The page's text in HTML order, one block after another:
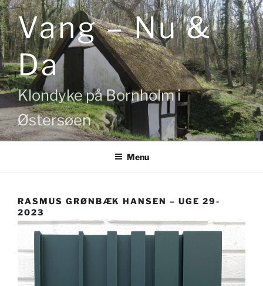
Videre
til
indholdVang – Nu &
Da
Klondyke på Bornholm i
Østersøen
Menu
RASMUS GRØNBÆK HANSEN – UGE 29-
2023